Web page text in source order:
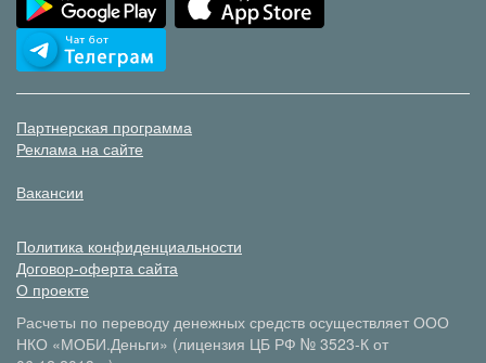
Партнерская программа
Реклама на сайте
Вакансии
Политика конфиденциальности
Договор-оферта сайта
О проекте
Расчеты по переводу денежных средств осуществляет ООО
НКО «МОБИ.Деньги» (лицензия ЦБ РФ № 3523-К от